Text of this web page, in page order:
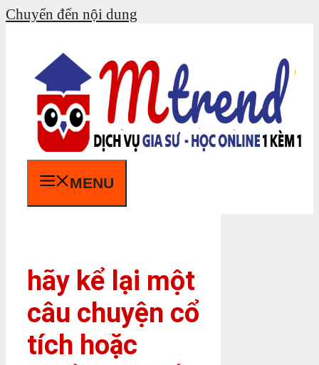
Chuyển đến nội dung
MENU
hãy kể lại một
câu chuyện cổ
tích hoặc